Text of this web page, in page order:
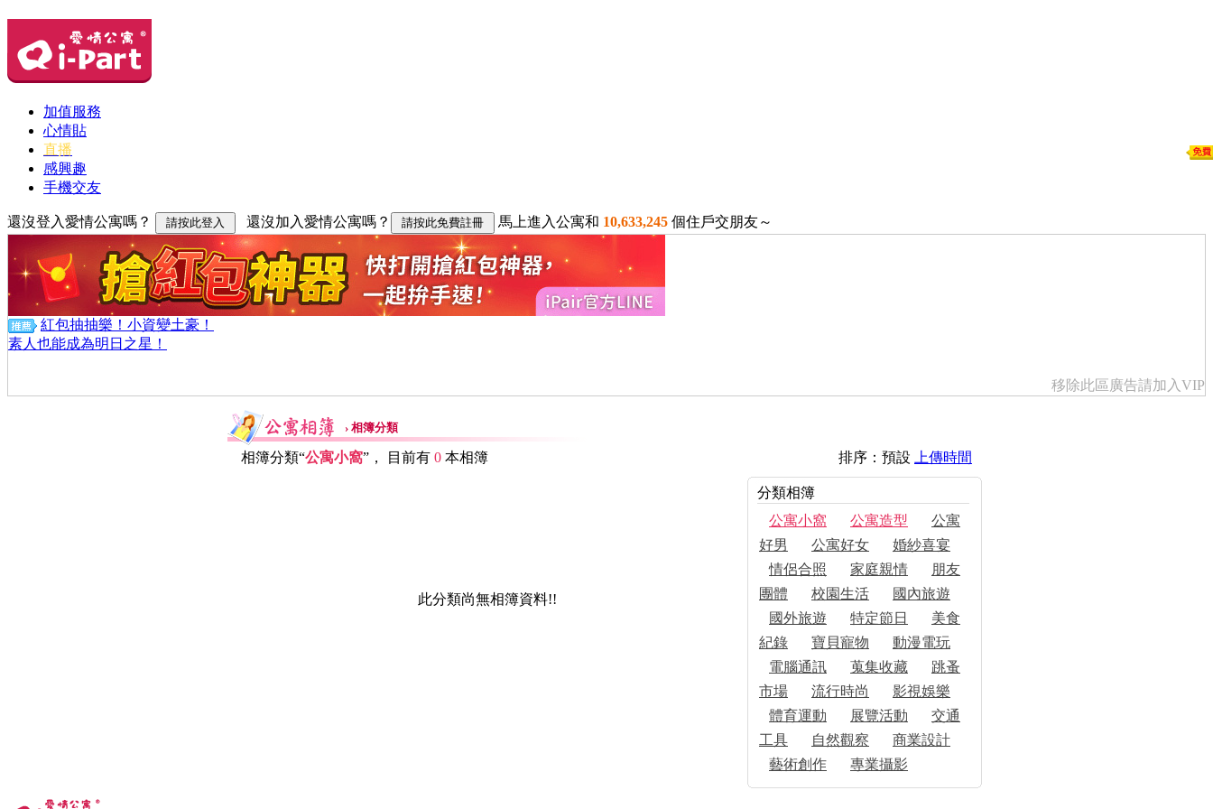
加值服務
心情貼
直播
感興趣
手機交友
還沒登入愛情公寓嗎？ 還沒加入愛情公寓嗎？ 馬上進入公寓和 10,633,245 個住戶交朋友～
紅包抽抽樂！小資變土豪！
素人也能成為明日之星！
移除此區廣告請加入VIP
› 相簿分類
相簿分類“公寓小窩”， 目前有 0 本相簿 排序：預設 上傳時間
此分類尚無相簿資料!!
分類相簿
公寓小窩
公寓造型
公寓
好男
公寓好女
婚紗喜宴
情侶合照
家庭親情
朋友
團體
校園生活
國內旅遊
國外旅遊
特定節日
美食
紀錄
寶貝寵物
動漫電玩
電腦通訊
蒐集收藏
跳蚤
市場
流行時尚
影視娛樂
體育運動
展覽活動
交通
工具
自然觀察
商業設計
藝術創作
專業攝影